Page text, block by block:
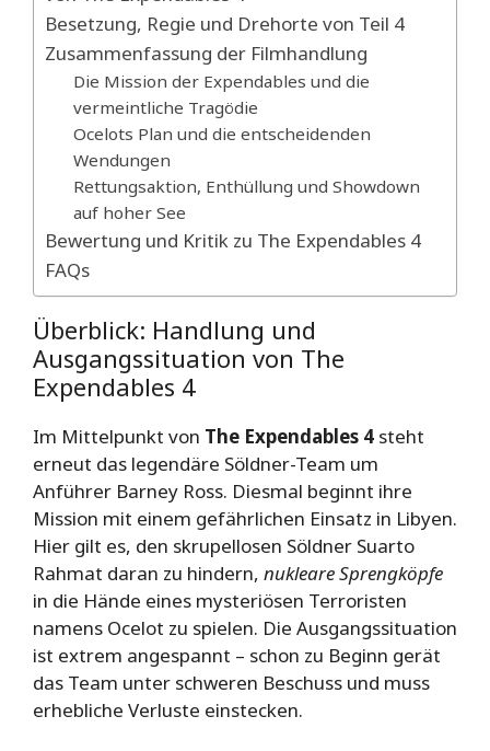
Besetzung, Regie und Drehorte von Teil 4
Zusammenfassung der Filmhandlung
Die Mission der Expendables und die
vermeintliche Tragödie
Ocelots Plan und die entscheidenden
Wendungen
Rettungsaktion, Enthüllung und Showdown
auf hoher See
Bewertung und Kritik zu The Expendables 4
FAQs
Überblick: Handlung und
Ausgangssituation von The
Expendables 4
Im Mittelpunkt von The Expendables 4 steht
erneut das legendäre Söldner-Team um
Anführer Barney Ross. Diesmal beginnt ihre
Mission mit einem gefährlichen Einsatz in Libyen.
Hier gilt es, den skrupellosen Söldner Suarto
Rahmat daran zu hindern, nukleare Sprengköpfe
in die Hände eines mysteriösen Terroristen
namens Ocelot zu spielen. Die Ausgangssituation
ist extrem angespannt – schon zu Beginn gerät
das Team unter schweren Beschuss und muss
erhebliche Verluste einstecken.